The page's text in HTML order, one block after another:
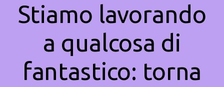
Stiamo lavorando
a qualcosa di
fantastico: torna